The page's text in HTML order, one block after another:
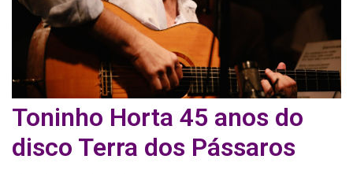
Toninho Horta 45 anos do
disco Terra dos Pássaros